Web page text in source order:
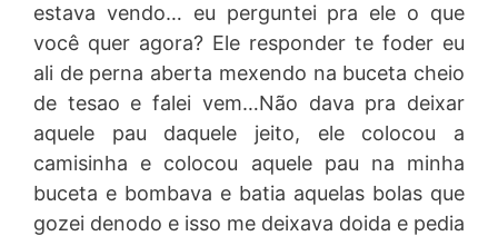
estava vendo… eu perguntei pra ele o que
você quer agora? Ele responder te foder eu
ali de perna aberta mexendo na buceta cheio
de tesao e falei vem…Não dava pra deixar
aquele pau daquele jeito, ele colocou a
camisinha e colocou aquele pau na minha
buceta e bombava e batia aquelas bolas que
gozei denodo e isso me deixava doida e pedia